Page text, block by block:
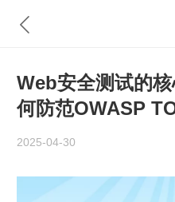
Web安全测试的
何防范OWASP
2025-04-30